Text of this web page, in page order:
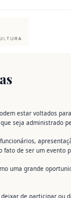
estar voltados
seja administrado
de ser um evento
uma grande
de participar ou